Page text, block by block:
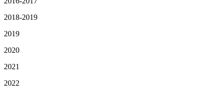
2018-2019
2019
2020
2021
2022